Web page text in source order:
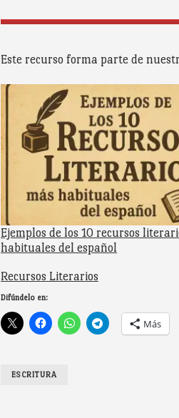
Este recurso forma parte de
Ejemplos de los 10 recursos
habituales del español
Respecto a
Recursos Literarios
Difúndelo en:
Más
ESCRITURA